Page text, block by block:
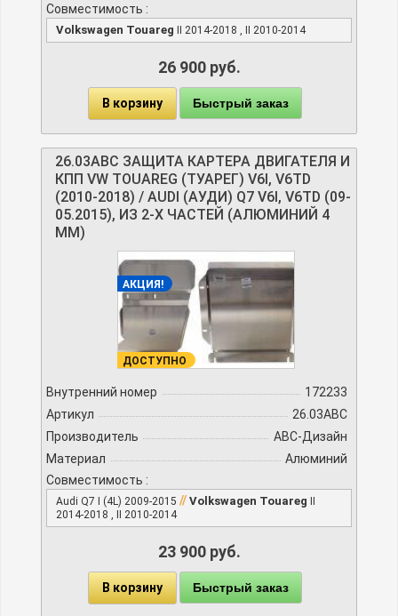
Совместимость :
Volkswagen Touareg II 2014-2018 , II 2010-2014
26 900 руб.
В корзину Быстрый заказ
26.03ABC ЗАЩИТА КАРТЕРА ДВИГАТЕЛЯ И
КПП VW TOUAREG (ТУАРЕГ) V6I, V6TD
(2010-2018) / AUDI (АУДИ) Q7 V6I, V6TD (09-
05.2015), ИЗ 2-Х ЧАСТЕЙ (АЛЮМИНИЙ 4
ММ)
АКЦИЯ!
ДОСТУПНО
Внутренний номер
172233
Артикул
26.03ABC
Производитель
АВС-Дизайн
Материал
Алюминий
Совместимость :
Audi Q7 I (4L) 2009-2015 // Volkswagen Touareg II
2014-2018 , II 2010-2014
23 900 руб.
В корзину Быстрый заказ